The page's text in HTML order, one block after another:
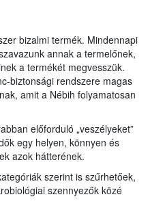
bizalmi termék. Mindennapi
annak a termelőnek,
a termékét megvesszük.
biztonsági rendszere magas
amit a Nébih folyamatosan
előforduló „veszélyeket”
egy helyen, könnyen és
azok hátterének.
szerint is szűrhetőek,
szennyezők közé